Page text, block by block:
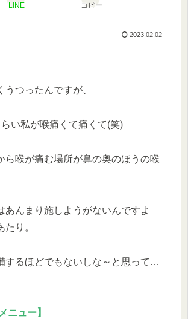
LINE コピー
2023.02.02
うつったんですが、
い私が喉痛くて痛くて(笑)
ら喉が痛む場所が鼻の奥のほうの喉
あんまり施しようがないんですよ
り。
するほどでもないしな～と思って…
ニュー】